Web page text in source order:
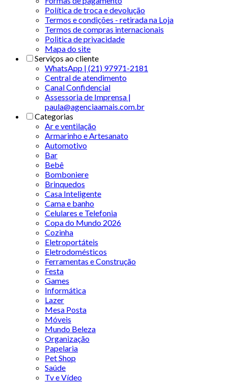
Política de troca e devolução
Termos e condições - retirada na Loja
Termos de compras internacionais
Politica de privacidade
Mapa do site
Serviços ao cliente
WhatsApp | (21) 97971-2181
Central de atendimento
Canal Confidencial
Assessoria de Imprensa |
paula@agenciaamais.com.br
Categorias
Ar e ventilação
Armarinho e Artesanato
Automotivo
Bar
Bebê
Bomboniere
Brinquedos
Casa Inteligente
Cama e banho
Celulares e Telefonia
Copa do Mundo 2026
Cozinha
Eletroportáteis
Eletrodomésticos
Ferramentas e Construção
Festa
Games
Informática
Lazer
Mesa Posta
Móveis
Mundo Beleza
Organização
Papelaria
Pet Shop
Saúde
Tv e Vídeo